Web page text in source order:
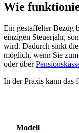
Wie
Ein gestaffelter Bezug
einzigen Steuerjahr,
wird. Dadurch sinkt die
möglich, wenn Sie
oder über
In der Praxis kann das
Modell